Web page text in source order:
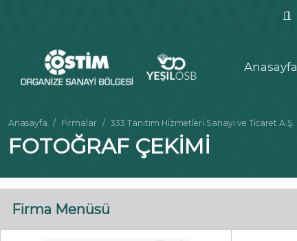
Anasayfa
Anasayfa Firmalar 333 Tanıtım Hizmetleri Sanayi ve Ticaret A.Ş.
FOTOĞRAF ÇEKİMİ
Firma Menüsü